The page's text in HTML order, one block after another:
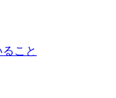
こと